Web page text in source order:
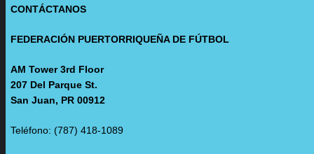
CONTÁCTANOS
FEDERACIÓN PUERTORRIQUEÑA DE FÚTBOL
AM Tower 3rd Floor
207 Del Parque St.
San Juan, PR 00912
Teléfono: (787) 418-1089